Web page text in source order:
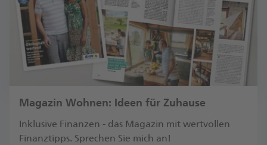
Magazin Wohnen: Ideen für Zuhause
Inklusive Finanzen - das Magazin mit wertvollen
Finanztipps. Sprechen Sie mich an!